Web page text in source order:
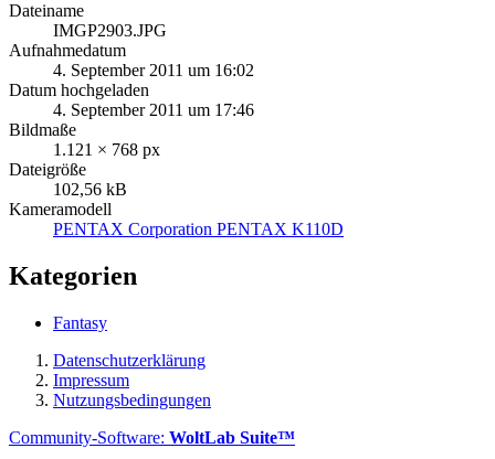
Dateiname
IMGP2903.JPG
Aufnahmedatum
4. September 2011 um 16:02
Datum hochgeladen
4. September 2011 um 17:46
Bildmaße
1.121 × 768 px
Dateigröße
102,56 kB
Kameramodell
PENTAX Corporation PENTAX K110D
Kategorien
Fantasy
Datenschutzerklärung
Impressum
Nutzungsbedingungen
Community-Software: WoltLab Suite™